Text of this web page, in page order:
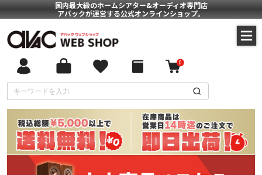
国内最大級のホームシアター&オーディオ専門店
アバックが運営する公式オンラインショップ。
0